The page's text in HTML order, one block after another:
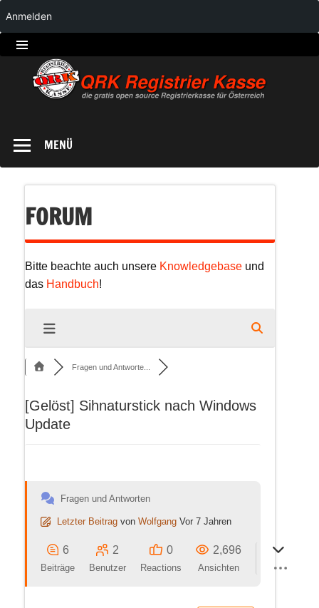
QRK
MENÜ
FORUM
Bitte beachte auch unsere Knowledgebase und
das Handbuch!
Fragen und Antworte...
[Gelöst] Sihnaturstick nach Windows
Update
Fragen und Antworten
Letzter Beitrag von Wolfgang Vor 7 Jahren
6
Beiträge
2
Benutzer
0
Reactions
2,696
Ansichten
Anmelden